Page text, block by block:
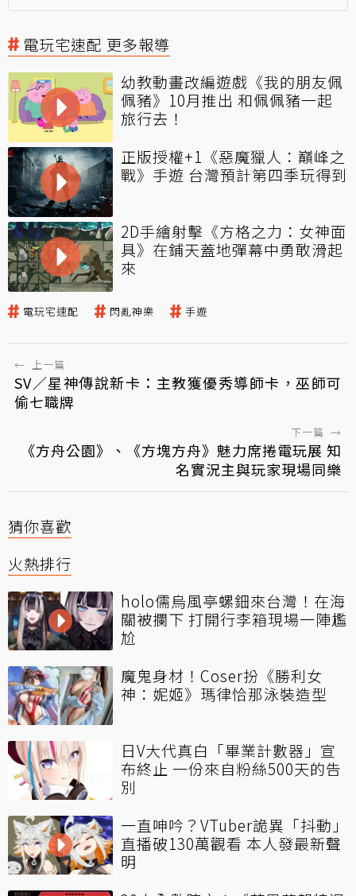
電玩宅速配 更多報導
幼教動畫改編遊戲《我的朋友佩
佩豬》10月推出 和佩佩豬一起
旅行去！
正版授權+1《惡魔獵人：巔峰之
戰》手遊 台灣預計第四季玩得到
2D手繪射擊《方格之力：女神面
具》在鋪天蓋地彈幕中勇敢滑起
來
電玩宅速配 閃亂神樂 手遊
← 上一篇
SV／星神傳說新卡：主教獲優秀導師卡，巫師可
偷七職牌
下一篇 →
《方舟公園》、《方塊方舟》魅力席捲電玩展 知
名實況主與玩家現場同樂
猜你喜歡
火熱排行
holo儒烏風亭螺鈿來台灣！在海
關被攔下 打開行李箱現場一陣尷
尬
魔鬼身材！Coser扮《勝利女
神：妮姬》瑪律恰那泳裝造型
日V大代真白「畢業計數器」宣
布終止 一份來自粉絲500天的告
別
一直呻吟？VTuber詭異「抖動」
直播破130萬觀看 本人發最新聲
明